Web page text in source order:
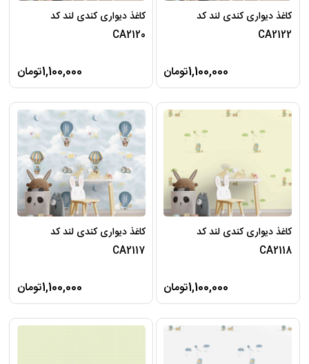
کاغذ دیواری کندی لند کد
CA2122
1,100,000تومان
کاغذ دیواری کندی لند کد
CA2120
1,100,000تومان
کاغذ دیواری کندی لند کد
CA2118
1,100,000تومان
کاغذ دیواری کندی لند کد
CA2117
1,100,000تومان